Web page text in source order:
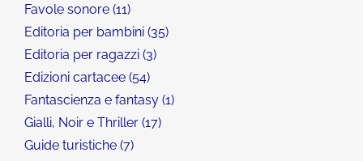
Favole sonore 11
Editoria per bambini 35
Editoria per ragazzi 3
Edizioni cartacee 54
Fantascienza e fantasy 1
Gialli, Noir e Thriller 17
Guide turistiche 7